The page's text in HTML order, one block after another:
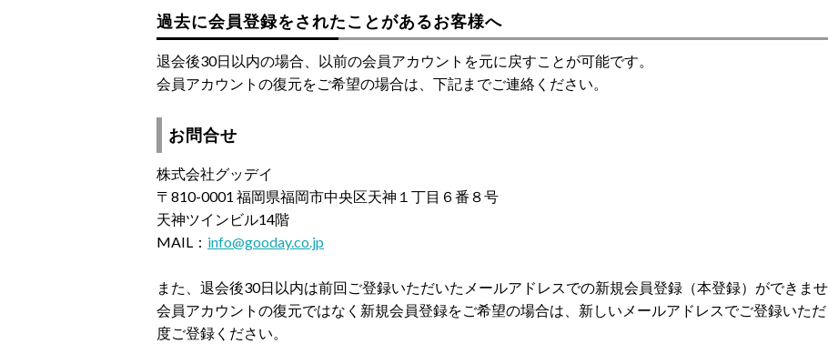
過去に会員登録をされたことがあるお客様へ
退会後30日以内の場合、以前の会員アカウントを元に戻すことが可能です。
会員アカウントの復元をご希望の場合は、下記までご連絡ください。
お問合せ
株式会社グッデイ
〒810-0001 福岡県福岡市中央区天神１丁目６番８号
天神ツインビル14階
MAIL： info@gooday.co.jp
また、退会後30日以内は前回ご登録いただいたメールアドレスでの新規会員登録（本登録）ができませ
会員アカウントの復元ではなく新規会員登録をご希望の場合は、新しいメールアドレスでご登録いた
度ご登録ください。